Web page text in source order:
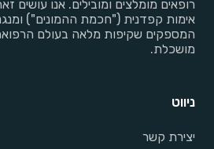
רופאים מומלצים ומובילים. אנו עושים
אימות קפדנית ("חכמת ההמונים")
המספקים שקיפות מלאה בעולם
מושכלת.
ניווט
יצירת קשר